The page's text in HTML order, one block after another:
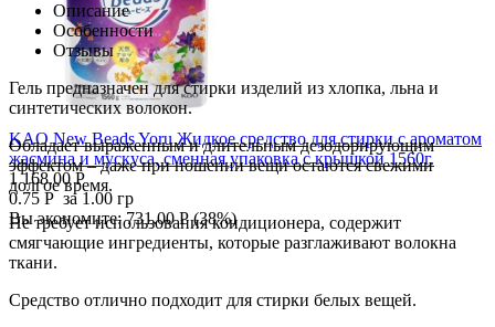
KAO New Beads Yoru Жидкое средство для стирки с ароматом
жасмина и мускуса, сменная упаковка с крышкой 1560г.
1 168.00 Р
0.75 Р за 1.00 гр
Вы экономите:731.00 Р(38%)
Описание
Особенности
Отзывы
Гель предназначен для стирки изделий из хлопка, льна и
синтетических волокон.
Обладает выраженным и длительным дезодорирующим
эффектом – даже при ношении вещи остаются свежими
долгое время.
Не требует использования кондиционера, содержит
смягчающие ингредиенты, которые разглаживают волокна
ткани.
Средство отлично подходит для стирки белых вещей.